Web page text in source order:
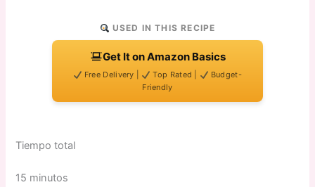
USED IN THIS RECIPE
Get It on Amazon Basics
Free Delivery | Top Rated |
Budget-
Friendly
Tiempo total
15 minutos